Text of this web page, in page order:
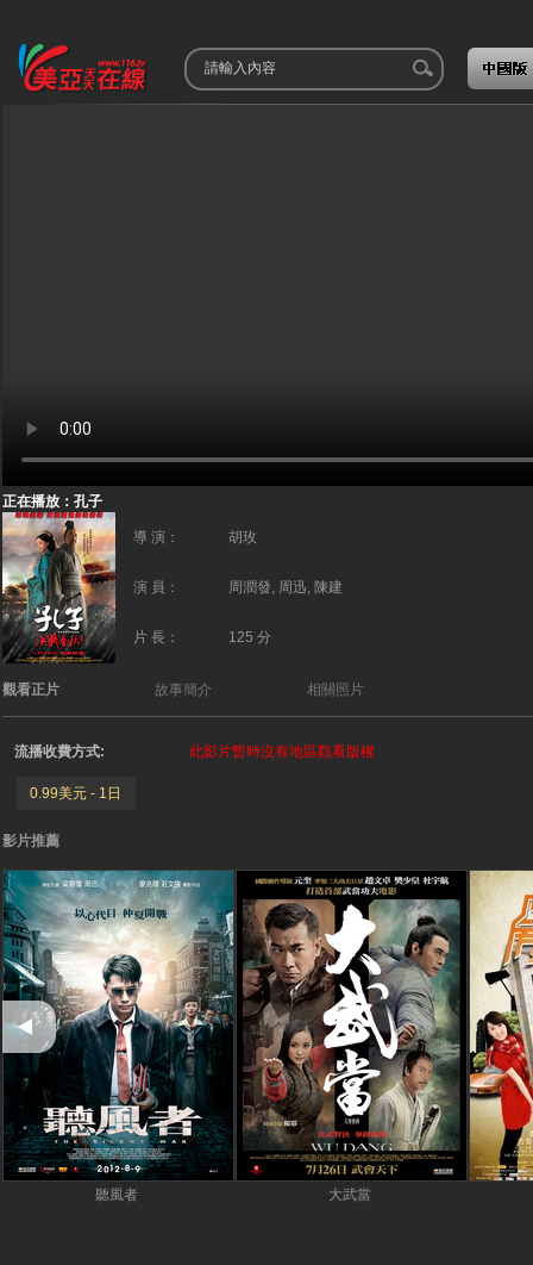
正在播放：孔子
導 演： 胡玫
演 員： 周潤發, 周迅, 陳建
片 長： 125 分
觀看正片 故事簡介 相關照片
流播收費方式: 此影片暫時沒有地區觀看版權
0.99美元 - 1日
影片推薦
聽風者 大武當